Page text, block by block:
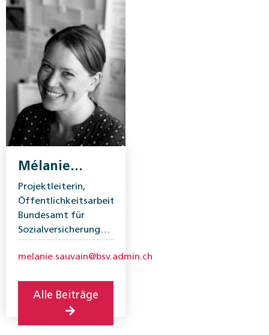
Mélanie
Sauvain
Projektleiterin,
Öffentlichkeitsarbeit,
Bundesamt für
Sozialversicherungen
melanie.sauvain@bsv.admin.ch
Alle Beiträge